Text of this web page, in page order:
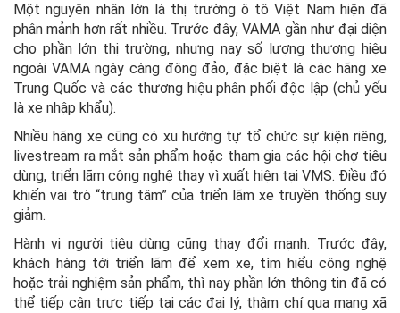
Một nguyên nhân lớn là thị trường ô tô Việt Nam hiện đã
phân mảnh hơn rất nhiều. Trước đây, VAMA gần như đại diện
cho phần lớn thị trường, nhưng nay số lượng thương hiệu
ngoài VAMA ngày càng đông đảo, đặc biệt là các hãng xe
Trung Quốc và các thương hiệu phân phối độc lập (chủ yếu
là xe nhập khẩu).
Nhiều hãng xe cũng có xu hướng tự tổ chức sự kiện riêng,
livestream ra mắt sản phẩm hoặc tham gia các hội chợ tiêu
dùng, triển lãm công nghệ thay vì xuất hiện tại VMS. Điều đó
khiến vai trò “trung tâm” của triển lãm xe truyền thống suy
giảm.
Hành vi người tiêu dùng cũng thay đổi mạnh. Trước đây,
khách hàng tới triển lãm để xem xe, tìm hiểu công nghệ
hoặc trải nghiệm sản phẩm, thì nay phần lớn thông tin đã có
thể tiếp cận trực tiếp tại các đại lý, thậm chí qua mạng xã